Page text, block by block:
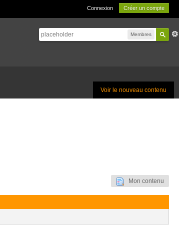
Connexion Créer un compte
Membres
Voir le nouveau contenu
Mon contenu